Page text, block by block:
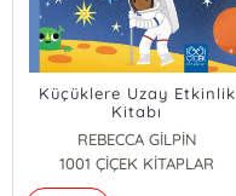
Küçüklere Uzay Etkinlik
Kitabı
REBECCA GİLPİN
1001 ÇİÇEK KİTAPLAR